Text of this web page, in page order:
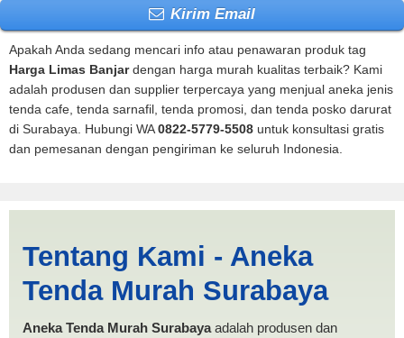
Kirim Email
Apakah Anda sedang mencari info atau penawaran produk tag
Harga Limas Banjardengan harga murah kualitas terbaik? Kami
adalah produsen dan supplier terpercaya yang menjual aneka jenis
tenda cafe, tenda sarnafil, tenda promosi, dan tenda posko darurat
di Surabaya. Hubungi WA0822-5779-5508 untuk konsultasi gratis
dan pemesanan dengan pengiriman ke seluruh Indonesia.
PRODUKSI ANEKA TENDA
MURAH
Tentang Kami - Aneka
Tenda Murah Surabaya
Aneka Tenda Murah Surabayaadalah produsen dan